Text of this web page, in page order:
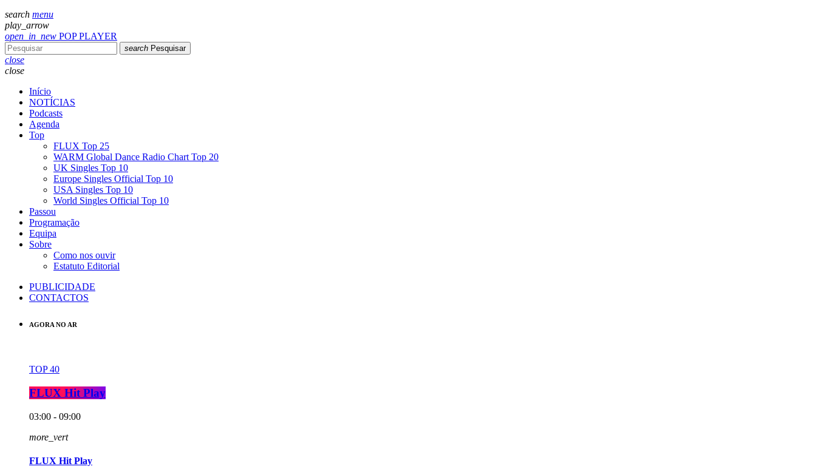
search menu
play_arrow
open_in_new POP PLAYER
search Pesquisar
close
close
Início
NOTÍCIAS
Podcasts
Agenda
Top
FLUX Top 25
WARM Global Dance Radio Chart Top 20
UK Singles Top 10
Europe Singles Official Top 10
USA Singles Top 10
World Singles Official Top 10
Passou
Programação
Equipa
Sobre
Como nos ouvir
Estatuto Editorial
PUBLICIDADE
CONTACTOS
AGORA NO AR
TOP 40
FLUX Hit Play
03:00 - 09:00
more_vert
FLUX Hit Play